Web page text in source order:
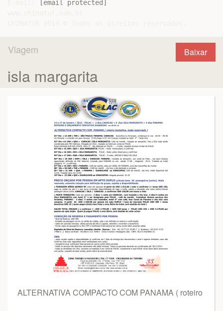
[email protected]
Baixar
Viagem
isla margarita
ALTERNATIVA COMPACTO COM PANAMA ( roteiro